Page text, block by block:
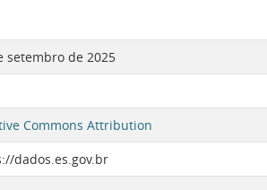
setembro de 2025
Commons Attribution
dados.es.gov.br